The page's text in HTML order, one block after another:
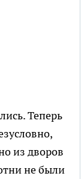
Теперь
из дворов
не были